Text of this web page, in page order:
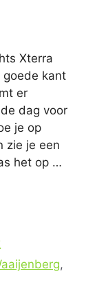
Xterra
goede kant
er
dag voor
je op
zie je een
het op …
,